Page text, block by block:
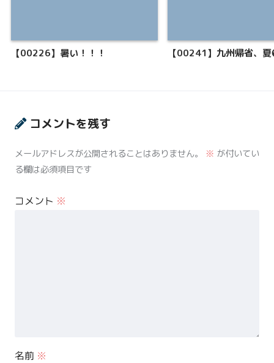
【00226】暑い！！！ 【00241】九州帰省、
コメントを残す
メールアドレスが公開されることはありません。 ※ が付いてい
る欄は必須項目です
コメント ※
名前 ※